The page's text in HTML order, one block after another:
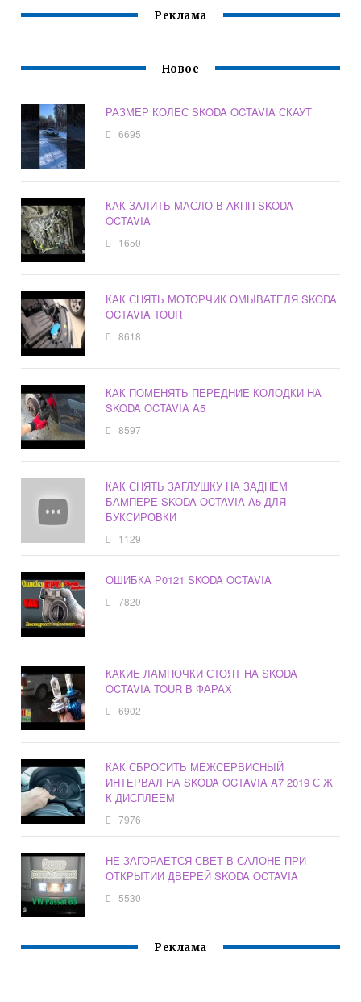
Реклама
Новое
РАЗМЕР КОЛЕС SKODA OCTAVIA СКАУТ
6695
КАК ЗАЛИТЬ МАСЛО В АКПП SKODA
OCTAVIA
1650
КАК СНЯТЬ МОТОРЧИК ОМЫВАТЕЛЯ SKODA
OCTAVIA TOUR
8618
КАК ПОМЕНЯТЬ ПЕРЕДНИЕ КОЛОДКИ НА
SKODA OCTAVIA A5
8597
КАК СНЯТЬ ЗАГЛУШКУ НА ЗАДНЕМ
БАМПЕРЕ SKODA OCTAVIA A5 ДЛЯ
БУКСИРОВКИ
1129
ОШИБКА Р0121 SKODA OCTAVIA
7820
КАКИЕ ЛАМПОЧКИ СТОЯТ НА SKODA
OCTAVIA TOUR В ФАРАХ
6902
КАК СБРОСИТЬ МЕЖСЕРВИСНЫЙ
ИНТЕРВАЛ НА SKODA OCTAVIA A7 2019 С Ж
К ДИСПЛЕЕМ
7976
НЕ ЗАГОРАЕТСЯ СВЕТ В САЛОНЕ ПРИ
ОТКРЫТИИ ДВЕРЕЙ SKODA OCTAVIA
5530
Реклама